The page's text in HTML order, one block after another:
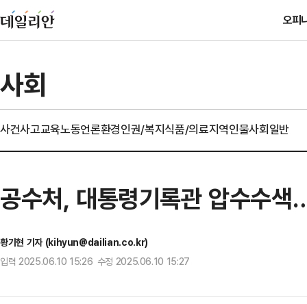
오피
사회
사건사고교육노동언론환경인권/복지식품/의료지역인물사회일반
공수처, 대통령기록관 압수수
황기현 기자 (kihyun@dailian.co.kr)
입력 2025.06.10 15:26 수정 2025.06.10 15:27